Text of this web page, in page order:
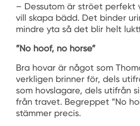
– Dessutom är ströet perfekt
vill skapa bädd. Det binder
mindre yta så det blir helt
”No hoof, no horse”
Bra hovar är något som
verkligen brinner för, dels
som hovslagare, dels utifrån
från travet. Begreppet ”No
stämmer precis.